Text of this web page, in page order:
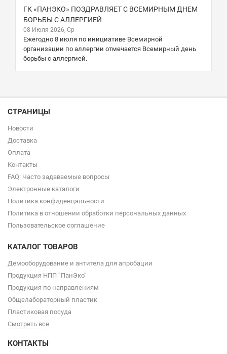
ГК «ПАНЭКО» ПОЗДРАВЛЯЕТ С ВСЕМИРНЫМ ДНЕМ
БОРЬБЫ С АЛЛЕРГИЕЙ
08 Июля 2026, Ср
Ежегодно 8 июля по инициативе Всемирной
организации по аллергии отмечается Всемирный день
борьбы с аллергией.
СТРАНИЦЫ
Новости
Доставка
Оплата
Контакты
FAQ: Часто задаваемые вопросы
Электронные каталоги
Политика конфиденцальности
Политика в отношении обработки персональных данных
Пользовательское соглашение
КАТАЛОГ ТОВАРОВ
Демооборудование и антитела для апробации
Продукция НПП “ПанЭко”
Продукция по направлениям
Общелабораторный пластик
Пластиковая посуда
Смотреть все
КОНТАКТЫ